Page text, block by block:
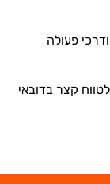
פעולה
קצר בדובאי